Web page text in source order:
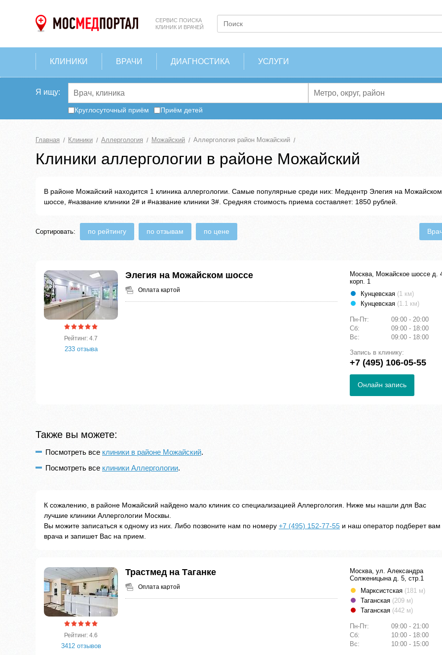
СЕРВИС ПОИСКА
КЛИНИК И ВРАЧЕЙ
КЛИНИКИ ВРАЧИ ДИАГНОСТИКА УСЛУГИ
Я ищу:
Круглосуточный приём Приём детей
Главная Клиники Аллергология Можайский Аллергология район Можайский
Клиники аллергологии в районе Можайский
В районе Можайский находится 1 клиника аллергологии. Самые популярные среди них: Медцентр Элегия на Можайском
шоссе, #название клиники 2# и #название клиники 3#. Средняя стоимость приема составляет: 1850 рублей.
Сортировать: по рейтингу по отзывам по цене
Рейтинг: 4.7
233 отзыва
Элегия на Можайском шоссе
Оплата картой
Москва, Можайское шоссе д.
корп. 1
Кунцевская (1 км)
Кунцевская (1.1 км)
Пн-Пт:
09:00 - 20:00
Сб:
09:00 - 18:00
Вс:
09:00 - 18:00
Запись в клинику:
+7 (495) 106-05-55
Онлайн запись
Также вы можете:
Посмотреть все клиники в районе Можайский.
Посмотреть все клиники Аллергологии.
К сожалению, в районе Можайский найдено мало клиник со специализацией Аллергология. Ниже мы нашли для Вас
лучшие клиники Аллергологии Москвы.
Вы можите записаться к одному из них. Либо позвоните нам по номеру +7 (495) 152-77-55 и наш оператор подберет вам
врача и запишет Вас на прием.
Рейтинг: 4.6
3412 отзывов
Трастмед на Таганке
Оплата картой
Москва, ул. Александра
Солженицына д. 5, стр.1
Марксистская (181 м)
Таганская (209 м)
Таганская (442 м)
Пн-Пт:
09:00 - 21:00
Сб:
10:00 - 18:00
Вс:
10:00 - 15:00